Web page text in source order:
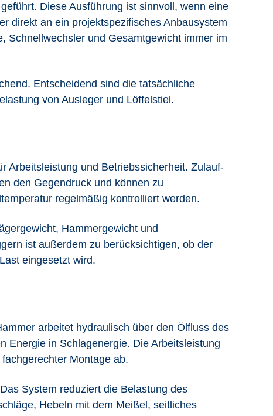
geführt. Diese Ausführung ist sinnvoll, wenn eine
direkt an ein projektspezifisches Anbausystem
Schnellwechsler und Gesamtgewicht immer im
Entscheidend sind die tatsächliche
von Ausleger und Löffelstiel.
Arbeitsleistung und Betriebssicherheit. Zulauf-
den Gegendruck und können zu
regelmäßig kontrolliert werden.
Hammergewicht und
ist außerdem zu berücksichtigen, ob der
eingesetzt wird.
arbeitet hydraulisch über den Ölfluss des
Energie in Schlagenergie. Die Arbeitsleistung
Montage ab.
System reduziert die Belastung des
Hebeln mit dem Meißel, seitliches